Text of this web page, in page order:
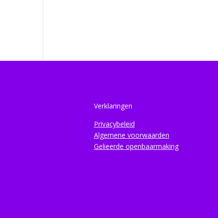
Verklaringen
Privacybeleid
Algemene voorwaarden
Gelieerde openbaarmaking